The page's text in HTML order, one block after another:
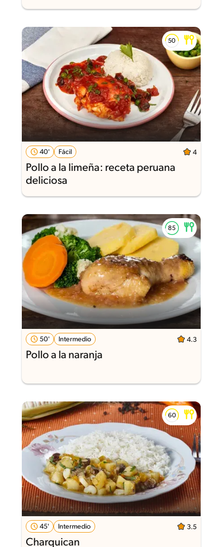
40' Fácil 4
Pollo a la limeña: receta peruana
deliciosa
50' Intermedio 4.3
Pollo a la naranja
45' Intermedio 3.5
Charquican